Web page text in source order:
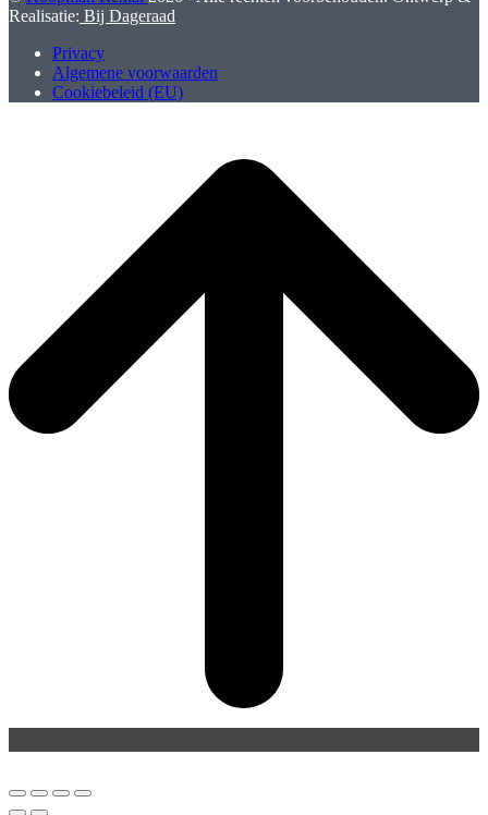
Realisatie: Bij Dageraad
Privacy
Algemene voorwaarden
Cookiebeleid (EU)
To